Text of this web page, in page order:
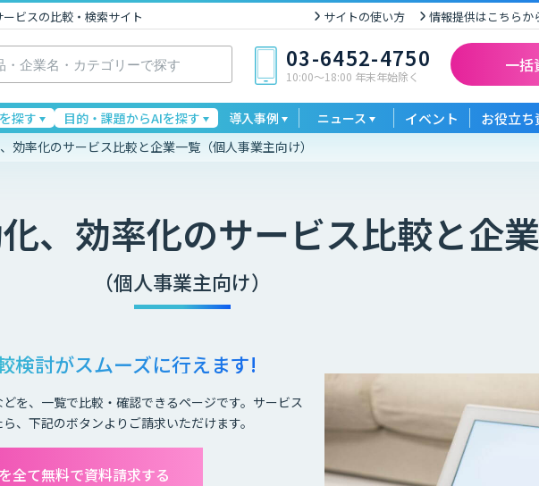
ビスの比較・検索サイト サイトの使い方 情報提供はこちらか
03-6452-4750
10:00〜18:00 年末年始除く
一括
探す 目的・課題からAIを探す 導入事例 ニュース イベント お役立ち
効率化のサービス比較と企業一覧（個人事業主向け）
、効率化のサービス比較と企
（個人事業主向け）
検討がスムーズに行えます!
を、一覧で比較・確認できるページです。サービス
、下記のボタンよりご請求いただけます。
全て無料で資料請求する